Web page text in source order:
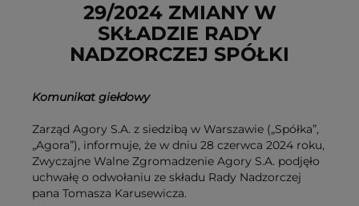
USUŃ ZE SCHOWKA
29/2024 ZMIANY W
SKŁADZIE RADY
NADZORCZEJ SPÓŁKI
Komunikat giełdowy
Zarząd Agory S.A. z siedzibą w Warszawie („Spółka”,
„Agora”), informuje, że w dniu 28 czerwca 2024 roku,
Zwyczajne Walne Zgromadzenie Agory S.A. podjęło
uchwałę o odwołaniu ze składu Rady Nadzorczej
pana Tomasza Karusewicza.